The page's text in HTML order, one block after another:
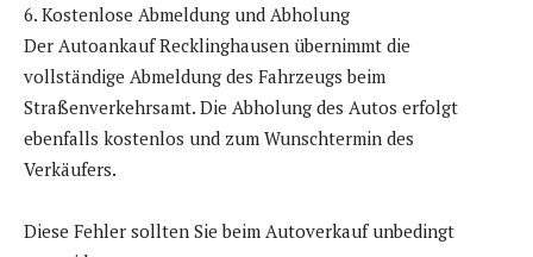
6. Kostenlose Abmeldung und Abholung
Der Autoankauf Recklinghausen übernimmt die
vollständige Abmeldung des Fahrzeugs beim
Straßenverkehrsamt. Die Abholung des Autos erfolgt
ebenfalls kostenlos und zum Wunschtermin des
Verkäufers.
Diese Fehler sollten Sie beim Autoverkauf unbedingt